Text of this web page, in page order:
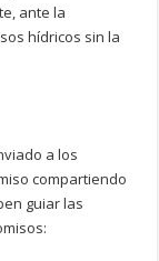
ante la
hídricos sin la
a los
compartiendo
guiar las